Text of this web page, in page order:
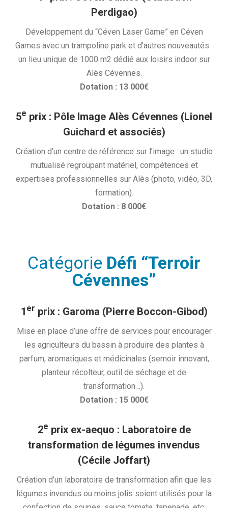
Perdigao)
Développement du “Céven Laser Game” en Céven
Games avec un trampoline park et d’autres nouveautés :
un lieu unique de 1000 m2 dédié aux loisirs indoor sur
Alès Cévennes.
Dotation : 13 000€
5e prix : Pôle Image Alès Cévennes (Lionel
Guichard et associés)
Création d’un centre de référence sur l’image : un studio
mutualisé regroupant matériel, compétences et
expertises professionnelles sur Alès (photo, vidéo, 3D,
formation).
Dotation : 8 000€
Catégorie Défi “Terroir
Cévennes”
1 er prix : Garoma (Pierre Boccon-Gibod)
Mise en place d’une offre de services pour encourager
les agriculteurs du bassin à produire des plantes à
parfum, aromatiques et médicinales (semoir innovant,
planteur récolteur, outil de séchage et de
transformation…).
Dotation : 15 000€
2e prix ex-aequo : Laboratoire de
transformation de légumes invendus
(Cécile Joffart)
Création d’un laboratoire de transformation afin que les
légumes invendus ou moins jolis soient utilisés pour la